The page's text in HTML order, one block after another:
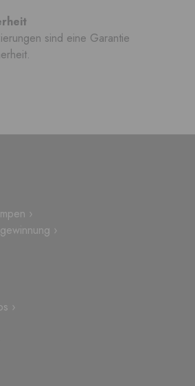
sind eine Garantie
›
›
›